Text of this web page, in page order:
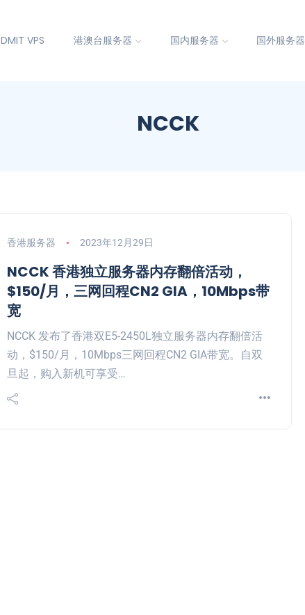
DMIT VPS 港澳台服务器 国内服务器 国外服务器
NCCK
香港服务器 2023年12月29日
NCCK 香港独立服务器内存翻倍活动，
$150/月，三网回程CN2 GIA，10Mbps带
宽
NCCK 发布了香港双E5-2450L独立服务器内存翻倍活
动，$150/月，10Mbps三网回程CN2 GIA带宽。自双
旦起，购入新机可享受…